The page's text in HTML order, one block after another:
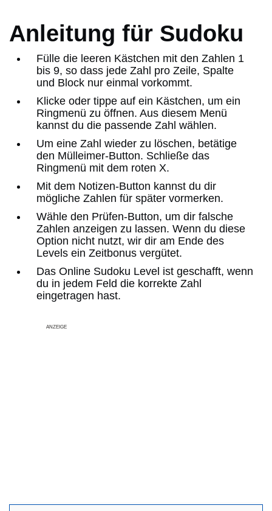
Anleitung für Sudoku
Fülle die leeren Kästchen mit den Zahlen 1
bis 9, so dass jede Zahl pro Zeile, Spalte
und Block nur einmal vorkommt.
Klicke oder tippe auf ein Kästchen, um ein
Ringmenü zu öffnen. Aus diesem Menü
kannst du die passende Zahl wählen.
Um eine Zahl wieder zu löschen, betätige
den Mülleimer-Button. Schließe das
Ringmenü mit dem roten X.
Mit dem Notizen-Button kannst du dir
mögliche Zahlen für später vormerken.
Wähle den Prüfen-Button, um dir falsche
Zahlen anzeigen zu lassen. Wenn du diese
Option nicht nutzt, wir dir am Ende des
Levels ein Zeitbonus vergütet.
Das Online Sudoku Level ist geschafft, wenn
du in jedem Feld die korrekte Zahl
eingetragen hast.
ANZEIGE